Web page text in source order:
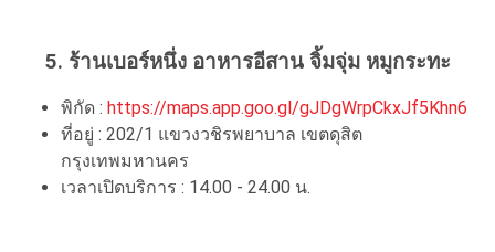
5. ร้านเบอร์หนึ่ง อาหารอีสาน จิ้มจุ่ม หมูกระทะ
พิกัด : https://maps.app.goo.gl/gJDgWrpCkxJf5Khn6
ที่อยู่ : 202/1 แขวงวชิรพยาบาล เขตดุสิต
กรุงเทพมหานคร
เวลาเปิดบริการ : 14.00 - 24.00 น.